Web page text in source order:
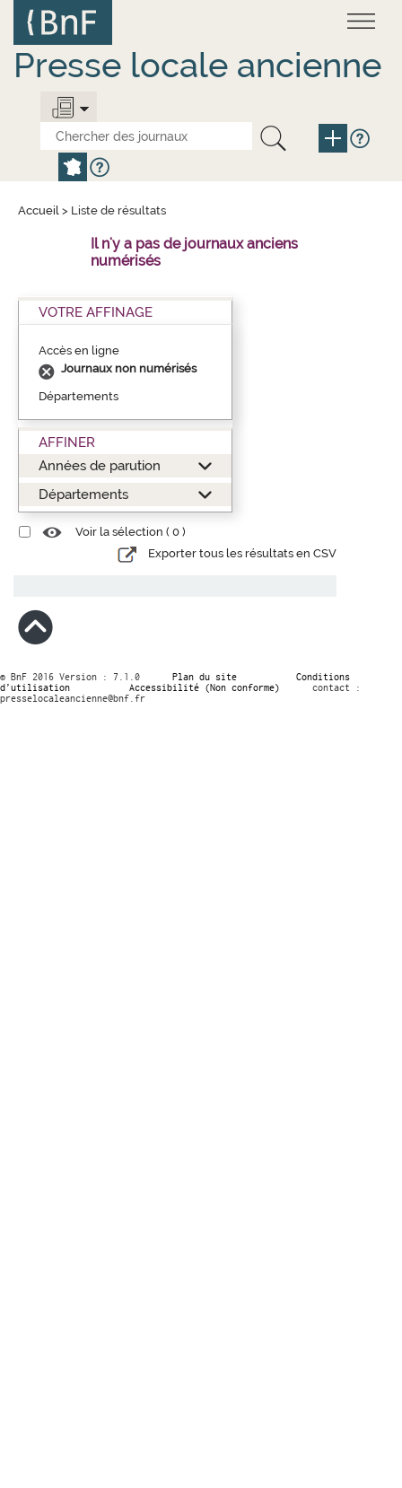
contenu
principal
Presse locale ancienne
Accueil > Liste de résultats
Il n'y a pas de journaux anciens
numérisés
VOTRE AFFINAGE
Accès en ligne
Journaux non numérisés
Départements
AFFINER
Années de parution
Départements
Voir la sélection ( 0 )
Exporter tous les résultats en CSV
© BnF 2016 Version : 7.1.0 Plan du site
Conditions
d’utilisation
Accessibilité (Non conforme)
contact :
presselocaleancienne@bnf.fr
Panneau de gestion des cookies